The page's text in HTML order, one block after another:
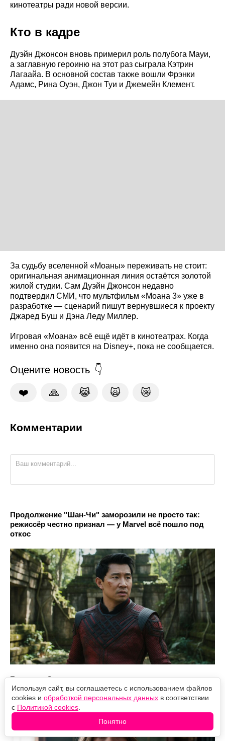
кинотеатры ради новой версии.
Кто в кадре
Дуэйн Джонсон вновь примерил роль полубога Мауи,
а заглавную героиню на этот раз сыграла Кэтрин
Лагаайа. В основной состав также вошли Фрэнки
Адамс, Рина Оуэн, Джон Туи и Джемейн Клемент.
За судьбу вселенной «Моаны» переживать не стоит:
оригинальная анимационная линия остаётся золотой
жилой студии. Сам Дуэйн Джонсон недавно
подтвердил СМИ, что мультфильм «Моана 3» уже в
разработке — сценарий пишут вернувшиеся к проекту
Джаред Буш и Дэна Леду Миллер.
Игровая «Моана» всё ещё идёт в кинотеатрах. Когда
именно она появится на Disney+, пока не сообщается.
Оцените новость
❤️ 🙏 😹 🙀 😿
Комментарии
Продолжение "Шан-Чи" заморозили не просто так:
режиссёр честно признал — у Marvel всё пошло под
откос
Бриттани Сноу снимется в продолжении
"Тайны горничной" с Сидни Суини
Используя сайт, вы соглашаетесь с использованием файлов
cookies и обработкой персональных данных в соответствии
с Политикой cookies
Понятно